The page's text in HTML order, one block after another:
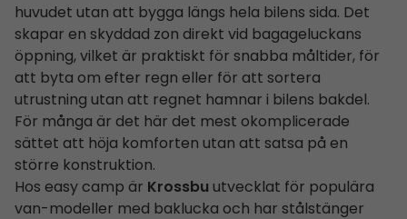
huvudet utan att bygga längs hela bilens sida. Det
skapar en skyddad zon direkt vid bagageluckans
öppning, vilket är praktiskt för snabba måltider, för
att byta om efter regn eller för att sortera
utrustning utan att regnet hamnar i bilens bakdel.
För många är det här det mest okomplicerade
sättet att höja komforten utan att satsa på en
större konstruktion.
Hos easy camp är Krossbuutvecklat för populära
van-modeller med baklucka och har stålstänger